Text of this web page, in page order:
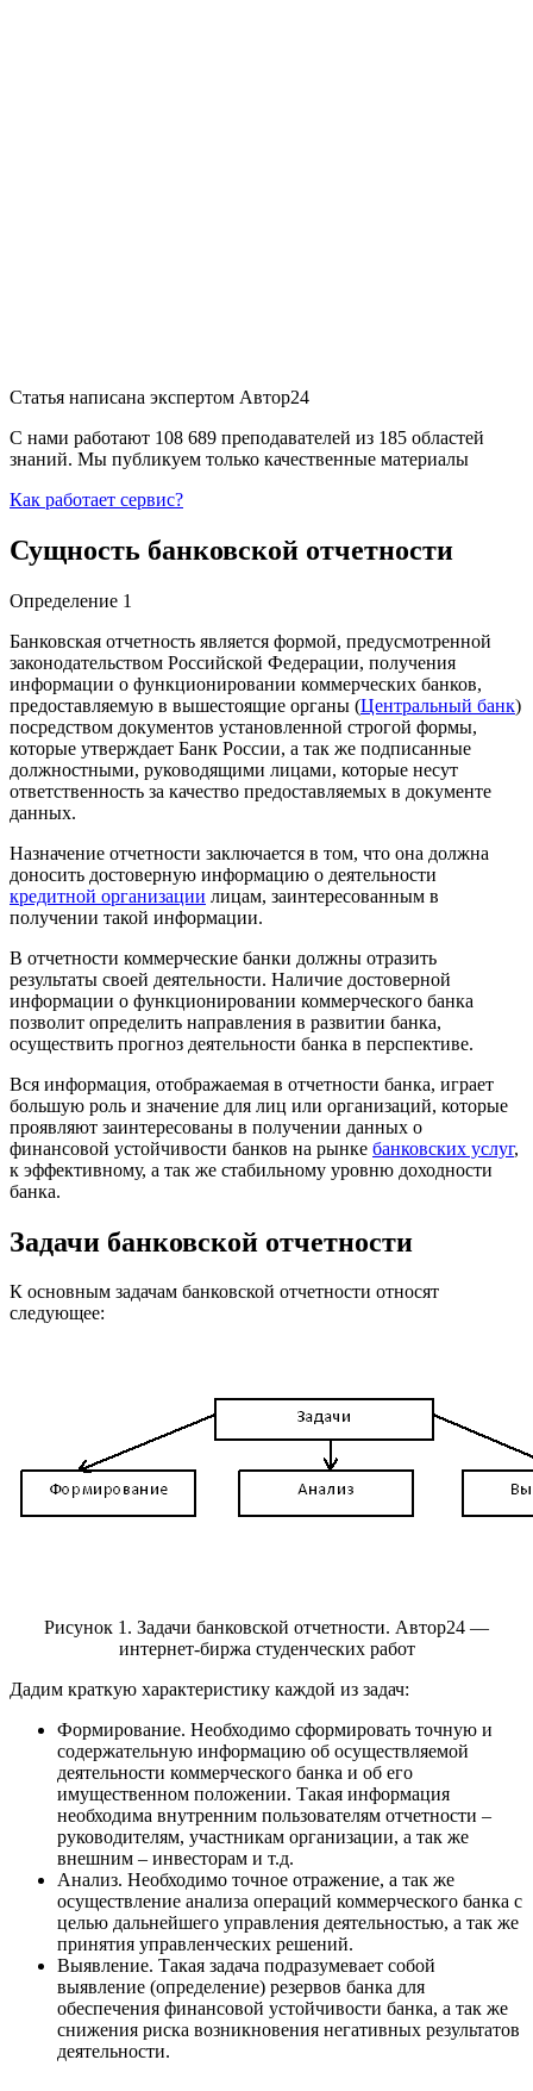
Статья написана экспертом Автор24
С нами работают 108 689 преподавателей из 185 областей
знаний. Мы публикуем только качественные материалы
Как работает сервис?
Сущность банковской отчетности
Определение 1
Банковская отчетность является формой, предусмотренной
законодательством Российской Федерации, получения
информации о функционировании коммерческих банков,
предоставляемую в вышестоящие органы (Центральный банк)
посредством документов установленной строгой формы,
которые утверждает Банк России, а так же подписанные
должностными, руководящими лицами, которые несут
ответственность за качество предоставляемых в документе
данных.
Назначение отчетности заключается в том, что она должна
доносить достоверную информацию о деятельности
кредитной организации лицам, заинтересованным в
получении такой информации.
В отчетности коммерческие банки должны отразить
результаты своей деятельности. Наличие достоверной
информации о функционировании коммерческого банка
позволит определить направления в развитии банка,
осуществить прогноз деятельности банка в перспективе.
Вся информация, отображаемая в отчетности банка, играет
большую роль и значение для лиц или организаций, которые
проявляют заинтересованы в получении данных о
финансовой устойчивости банков на рынке банковских услуг,
к эффективному, а так же стабильному уровню доходности
банка.
Задачи банковской отчетности
К основным задачам банковской отчетности относят
следующее:
Рисунок 1. Задачи банковской отчетности. Автор24 —
интернет-биржа студенческих работ
Дадим краткую характеристику каждой из задач:
Формирование. Необходимо сформировать точную и
содержательную информацию об осуществляемой
деятельности коммерческого банка и об его
имущественном положении. Такая информация
необходима внутренним пользователям отчетности –
руководителям, участникам организации, а так же
внешним – инвесторам и т.д.
Анализ. Необходимо точное отражение, а так же
осуществление анализа операций коммерческого банка с
целью дальнейшего управления деятельностью, а так же
принятия управленческих решений.
Выявление. Такая задача подразумевает собой
выявление (определение) резервов банка для
обеспечения финансовой устойчивости банка, а так же
снижения риска возникновения негативных результатов
деятельности.